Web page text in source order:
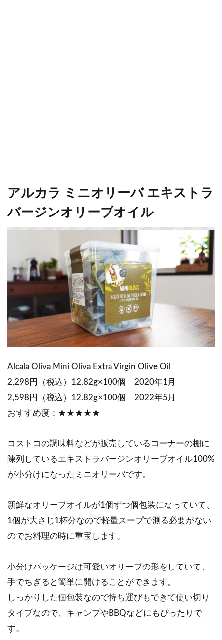
アルカラ ミニオリーバ エキストラ
バージンオリーブオイル
Alcala Oliva Mini Oliva Extra Virgin Olive Oil
2,298円（税込）12.82g×100個 2020年1月
2,598円（税込）12.82g×100個 2022年5月
おすすめ度：★★★★★
コストコの調味料などが販売しているコーナーの棚に
陳列しているエキストラバージンオリーブオイル100%
が小分けになったミニオリーバです。
新鮮なオリーブオイルが1個ずつ個包装になっていて、
1個が大さじ1杯分なので軽量スープで測る必要がない
のでお料理の時に重宝します。
小分けパッケージは可愛いオリーブの形をしていて、
手でちぎると簡単に開けることができます。
しっかりした個包装なので持ち運びもできて使い切り
タイプなので、キャンプやBBQなどにもぴったりで
す。